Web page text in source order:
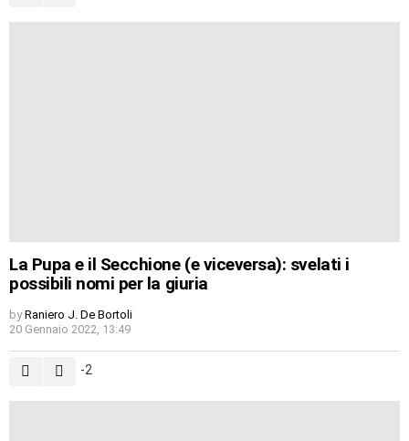
La Pupa e il Secchione (e viceversa): svelati i
possibili nomi per la giuria
by Raniero J. De Bortoli
20 Gennaio 2022, 13:49
-2